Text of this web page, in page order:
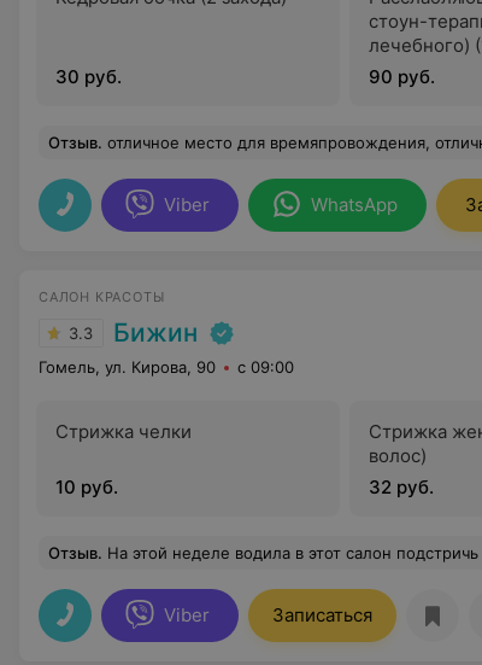
30 руб.
стоун-
лечебного)
90 руб.
Отзыв. отличное место для времяпровождения,
Viber WhatsApp
САЛОН КРАСОТЫ
3.3 Бижин
Гомель, ул. Кирова, 90 с 09:00
Стрижка челки
10 руб.
Стрижка
волос)
32 руб.
Отзыв. На этой неделе водила в этот салон подстричь сыночка к школе и самой подправить прическу. Хочу отметить, что девчонки молодцы, мальчишка мой остался доволен, я тоже, комплименты получаю сейчас от всех. Говорят, что лучше стала выглядеть. Отдельно
Viber Записаться